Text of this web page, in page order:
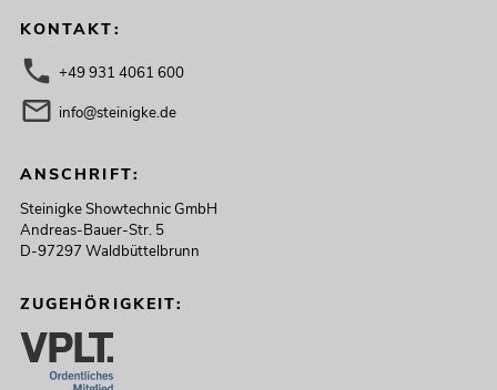
KONTAKT:
+49 931 4061 600
info@steinigke.de
ANSCHRIFT:
Steinigke Showtechnic GmbH
Andreas-Bauer-Str. 5
D-97297 Waldbüttelbrunn
ZUGEHÖRIGKEIT: